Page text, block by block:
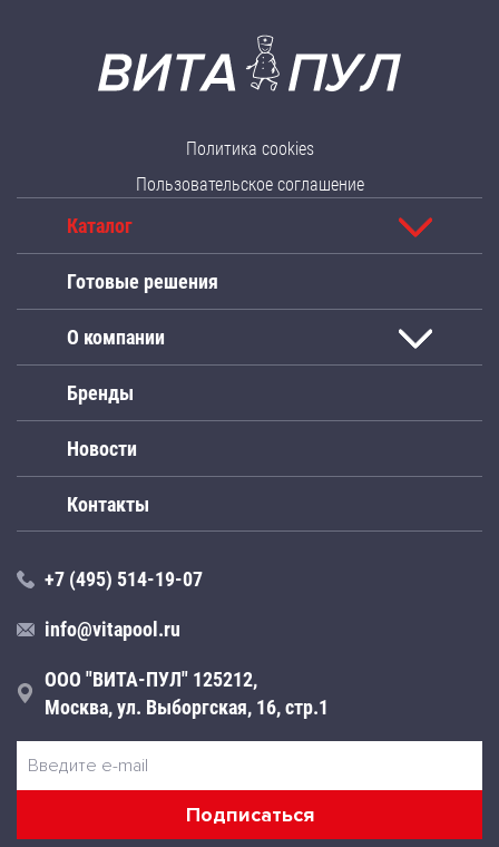
Политика cookies
Пользовательское соглашение
Каталог
Готовые решения
О компании
Бренды
Новости
Контакты
+7 (495) 514-19-07
info@vitapool.ru
ООО "ВИТА-ПУЛ" 125212,
Москва, ул. Выборгская, 16, стр.1